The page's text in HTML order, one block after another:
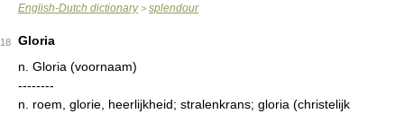
English-Dutch dictionary> splendour
18
Gloria
n. Gloria (voornaam)
--------
n.
roem, glorie, heerlijkheid; stralenkrans; gloria (christelijk